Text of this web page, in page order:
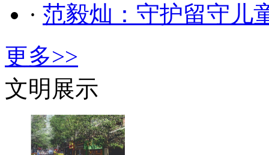
· 范毅灿：守护留守儿
更多>>
文明展示